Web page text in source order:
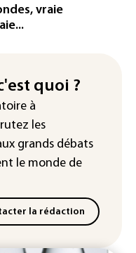
par
maïs
de la
jours en
vraie
quoi ?
à
les
grands débats
le monde de
la rédaction